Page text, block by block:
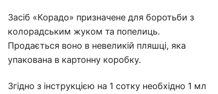
Засіб «Корадо» призначене для боротьби з
колорадським жуком та попелиць.
Продається воно в невеликій пляшці, яка
упакована в картонну коробку.
Згідно з інструкцією на 1 сотку необхідно 1 мл